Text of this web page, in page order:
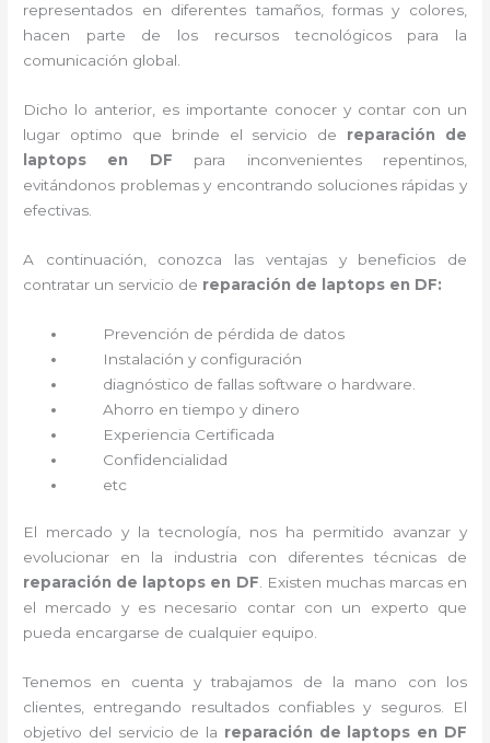
representados en diferentes tamaños, formas y colores,
hacen parte de los recursos tecnológicos para la
comunicación global.
Dicho lo anterior, es importante conocer y contar con un
lugar optimo que brinde el servicio de reparación de
laptops en DF para inconvenientes repentinos,
evitándonos problemas y encontrando soluciones rápidas y
efectivas.
A continuación, conozca las ventajas y beneficios de
contratar un servicio de reparación de laptops en DF:
Prevención de pérdida de datos
Instalación y configuración
diagnóstico de fallas software o hardware
Ahorro en tiempo y dinero
Experiencia Certificada
Confidencialidad
etc
El mercado y la tecnología, nos ha permitido avanzar y
evolucionar en la industria con diferentes técnicas de
reparación de laptops en DF . Existen muchas marcas en
el mercado y es necesario contar con un experto que
pueda encargarse de cualquier equipo.
Tenemos en cuenta y trabajamos de la mano con los
clientes, entregando resultados confiables y seguros. El
objetivo del servicio de la reparación de laptops en DF